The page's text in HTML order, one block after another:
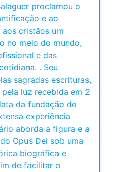
proclamou o
e ao
cristãos um
no meio do mundo,
e das
. Seu
sagradas escrituras,
luz recebida em 2
da fundação do
experiência
aborda a figura e a
Opus Dei sob uma
biográfica e
de facilitar o